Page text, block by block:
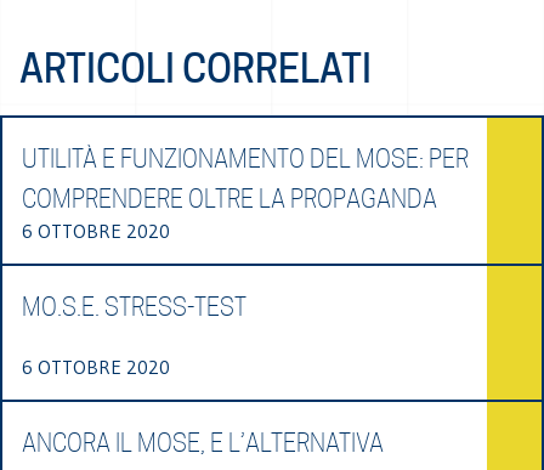
ARTICOLI CORRELATI
UTILITÀ E FUNZIONAMENTO DEL MOSE: PER
COMPRENDERE OLTRE LA PROPAGANDA
6 OTTOBRE 2020
MO.S.E. STRESS-TEST
6 OTTOBRE 2020
ANCORA IL MOSE, E L’ALTERNATIVA